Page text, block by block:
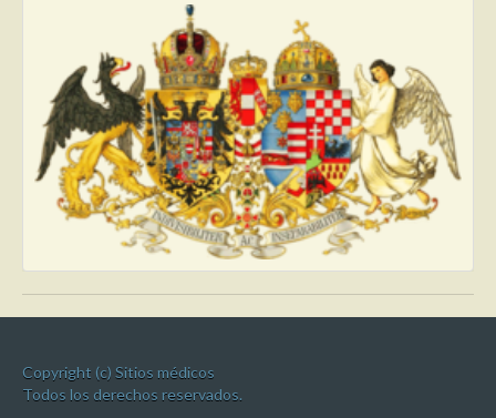
Copyright (c) Sitios médicos
Todos los derechos reservados.